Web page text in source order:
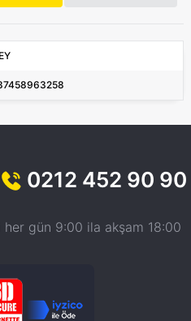
0212 452 90 90
gün 9:00 ila akşam 18:00